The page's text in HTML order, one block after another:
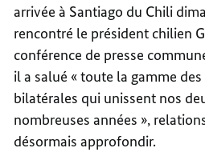
arrivée à Santiago du Chili
rencontré le président chilien
conférence de presse
il a salué « toute la gamme
bilatérales qui unissent nos
nombreuses années »,
désormais approfondir.